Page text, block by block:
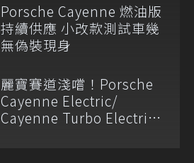
Porsche Cayenne 燃油版
持續供應 小改款測試車幾
無偽裝現身
麗寶賽道淺嚐！Porsche
Cayenne Electric/
Cayenne Turbo Electric